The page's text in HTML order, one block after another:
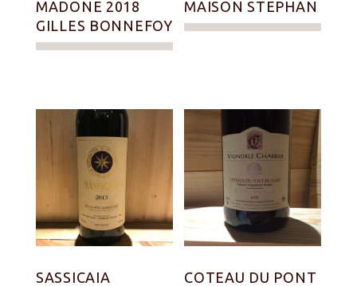
MADONE 2018
GILLES BONNEFOY
MAISON STEPHAN
SASSICAIA
COTEAU DU PONT